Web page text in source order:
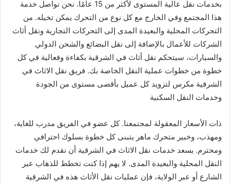
بخدمات نقل عالية المستوى لأكثر من 15 عامًا. نحن نواصل خدمة
هذا المجتمع وفي الخارج مع كل نوع من التحرك يمكن تخيله. من
التحركات المحلية والبعيدة المدى إلى التحركات التجارية ونقل أثاث
الشركات للأعمال بالإضافة إلى نقل البضائع والشحن الدولي
والسيارات، سيتحكم نقل أثاث في الشرقية بكفاءة وفعالية في كل
خطوة من خطوات عملية النقل الخاصة بك. فريق نقل الاثاث في
الشرقية مكرس لتزويد كل عميل بأقصى مستوى من الجودة
وخدمات النقل السكنية
ذات الأسعار المعقولة لمجتمعنا. كل عضو في الفريق مدرب للغاية،
ومهذب، وخبير متحرك ماهر يتبنى كل خطوة بسلوك احترافي
ومحترم. يسعد خدمات نقل الاثاث في الشرقية أن نقدم لك خدمات
النقل المحلية والبعيدة المدى. لا يهم إذا كنت تخطط للذهاب عبر
الشارع أو عبر الولاية، فإن عمليات نقل الأثاث هذه في الشرقية